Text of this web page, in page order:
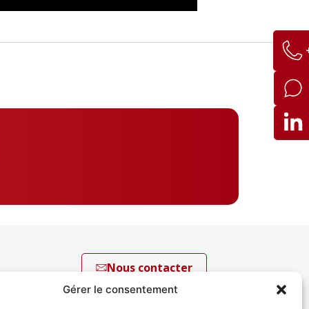
Gérer le consentement
Nous contacter
+33(0)1 77 01 84 40